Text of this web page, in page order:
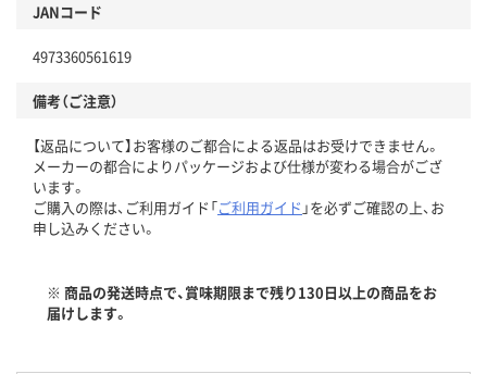
JANコード
4973360561619
備考（ご注意）
【返品について】お客様のご都合による返品はお受けできません。
メーカーの都合によりパッケージおよび仕様が変わる場合がござ
います。
ご購入の際は、ご利用ガイド「ご利用ガイド 」を必ずご確認の上、お
申し込みください。
※ 商品の発送時点で、賞味期限まで残り130日以上の商品をお
届けします。